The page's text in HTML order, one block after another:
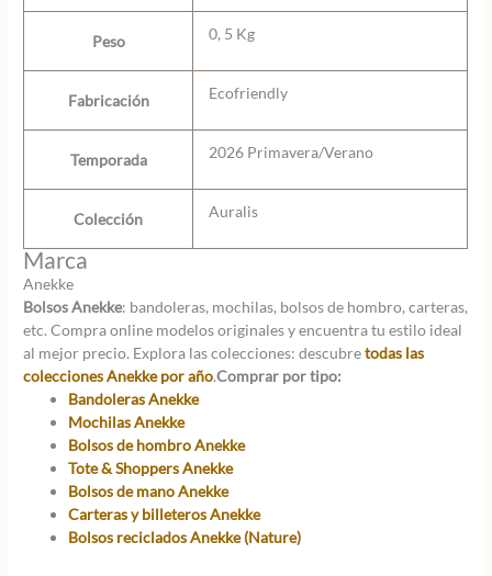
Peso 0, 5 Kg
Fabricación Ecofriendly
Temporada 2026 Primavera/Verano
Colección Auralis
Marca
Anekke
Bolsos Anekke: bandoleras, mochilas, bolsos de hombro, carteras,
etc. Compra online modelos originales y encuentra tu estilo ideal
al mejor precio. Explora las colecciones: descubretodas las
colecciones Anekke por año.Comprar por tipo:
Bandoleras Anekke
Mochilas Anekke
Bolsos de hombro Anekke
Tote & Shoppers Anekke
Bolsos de mano Anekke
Carteras y billeteros Anekke
Bolsos reciclados Anekke (Nature)